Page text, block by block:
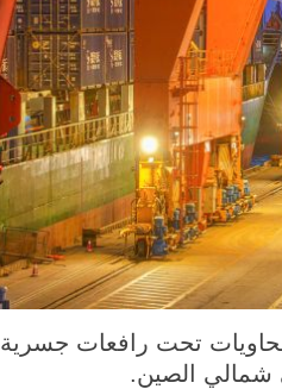
يوم 23 يونيو 2026، شاحنات تنقل الحاويات تحت رافعات جسرية
شمالي الصين.